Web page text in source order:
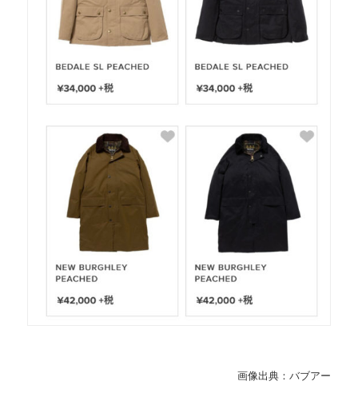
画像出典：バブアー